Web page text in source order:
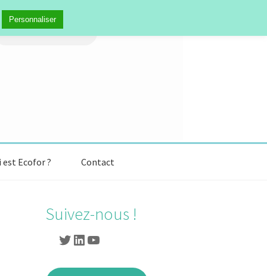
est Ecofor ? Contact
Suivez-nous !
Personnaliser